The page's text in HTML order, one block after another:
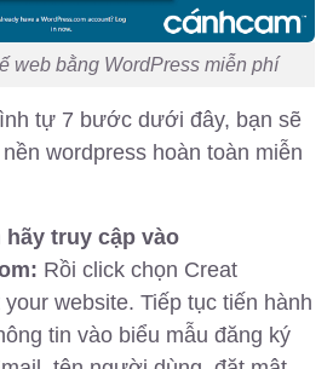
web bằng WordPress miễn phí
tự 7 bước dưới đây, bạn sẽ
wordpress hoàn toàn miễn
truy cập vào
Rồi click chọn Creat
website. Tiếp tục tiến hành
tin vào biểu mẫu đăng ký